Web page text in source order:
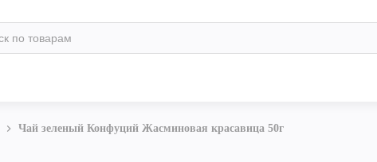
Чай зеленый Конфуций Жасминовая красавица 50г